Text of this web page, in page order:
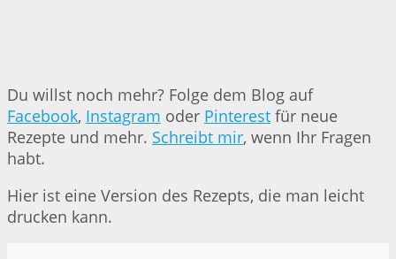
Du willst noch mehr? Folge dem Blog auf
Facebook, Instagram oder Pinterest für neue
Rezepte und mehr. Schreibt mir, wenn Ihr Fragen
habt.
Hier ist eine Version des Rezepts, die man leicht
drucken kann.